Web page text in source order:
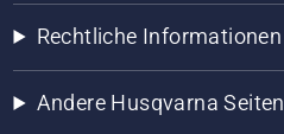
Rechtliche Informationen
Andere Husqvarna Seiten